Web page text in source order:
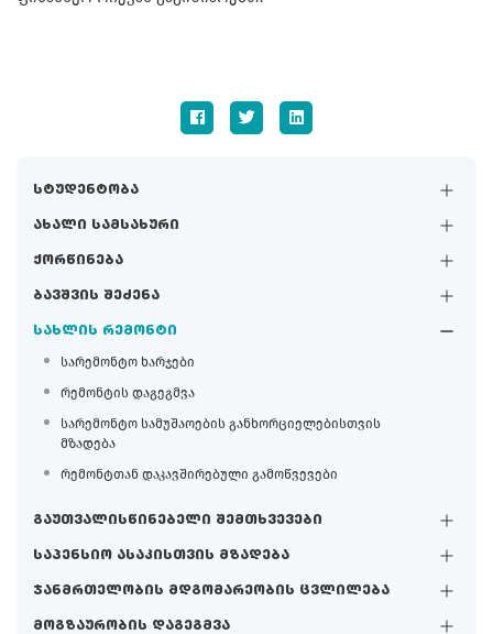
სტუდენტობა
ახალი სამსახური
ქორწინება
ბავშვის შეძენა
სახლის რემონტი
სარემონტო ხარჯები
რემონტის დაგეგმვა
სარემონტო სამუშაოების განხორციელებისთვის
მზადება
რემონტთან დაკავშირებული გამოწვევები
გაუთვალისწინებელი შემთხვევები
საპენსიო ასაკისთვის მზადება
ჯანმრთელობის მდგომარეობის ცვლილება
მოგზაურობის დაგეგმვა